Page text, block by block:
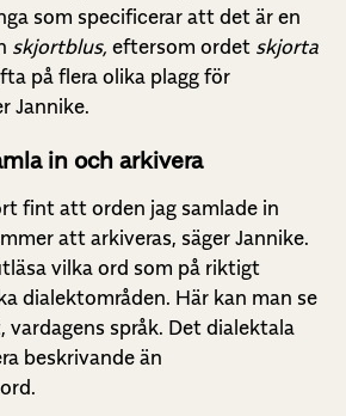
som specificerar att det är en
skjortblus, eftersom ordet skjorta
på flera olika plagg för
Jannike.
in och arkivera
fint att orden jag samlade in
att arkiveras, säger Jannike.
vilka ord som på riktigt
dialektområden. Här kan man se
vardagens språk. Det dialektala
beskrivande än